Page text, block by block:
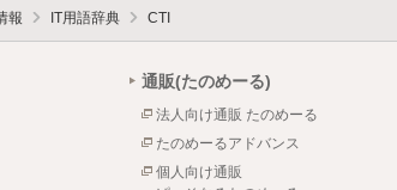
報 IT用語辞典 CTI
通販(たのめーる)
法人向け通販 たのめーる
たのめーるアドバンス
個人向け通販